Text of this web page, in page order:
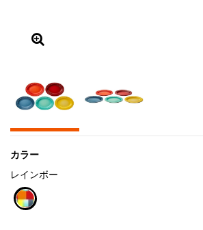
カラー
レインボー